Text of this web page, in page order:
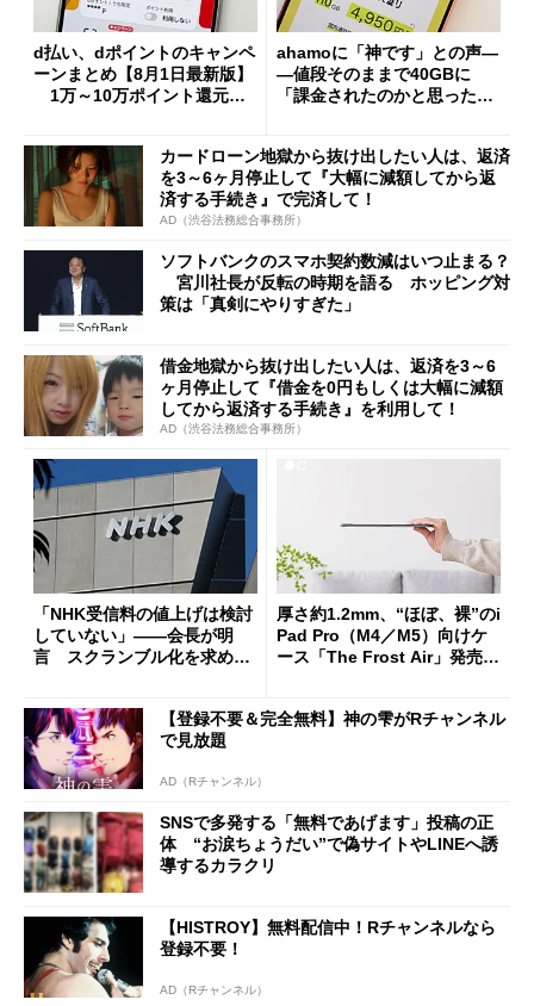
d払い、dポイントのキャンペ
ーンまとめ【8月1日最新版】
1万～10万ポイント還元の
ahamoに「神です」との声―
―値段そのままで40GBに
「課金されたのかと思った」
カードローン地獄から抜け出したい人は、返済
を3～6ヶ月停止して『大幅に減額してから返
済する手続き』で完済して！
AD（渋谷法務総合事務所）
ソフトバンクのスマホ契約数減はいつ止まる？
宮川社長が反転の時期を語る ホッピング対
策は「真剣にやりすぎた」
借金地獄から抜け出したい人は、返済を3～6
ヶ月停止して『借金を0円もしくは大幅に減額
してから返済する手続き』を利用して！
AD（渋谷法務総合事務所）
「NHK受信料の値上げは検討
していない」――会長が明
言 スクランブル化を求める
厚さ約1.2mm、“ほぼ、裸”のi
Pad Pro（M4／M5）向けケ
ース「The Frost Air」発売
【登録不要＆完全無料】神の雫がRチャンネル
で見放題
AD（Rチャンネル）
SNSで多発する「無料であげます」投稿の正
体 “お涙ちょうだい”で偽サイトやLINEへ誘
導するカラクリ
【HISTROY】無料配信中！Rチャンネルなら
登録不要！
AD（Rチャンネル）